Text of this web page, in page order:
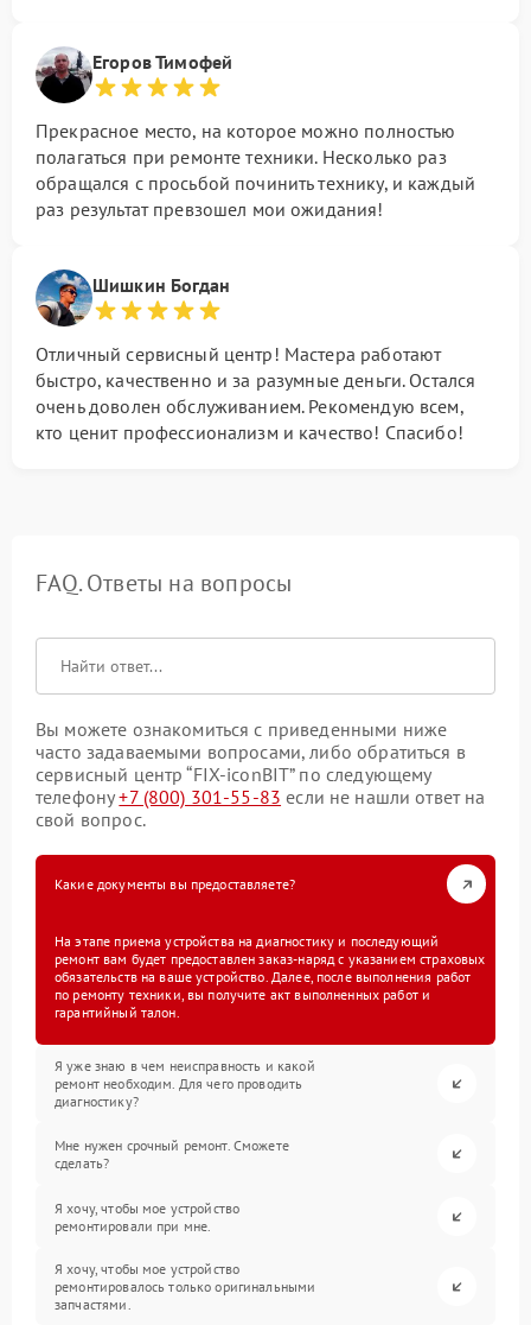
Егоров Тимофей
Прекрасное место, на которое можно полностью
полагаться при ремонте техники. Несколько раз
обращался с просьбой починить технику, и каждый
раз результат превзошел мои ожидания!
Шишкин Богдан
Отличный сервисный центр! Мастера работают
быстро, качественно и за разумные деньги. Остался
очень доволен обслуживанием. Рекомендую всем,
кто ценит профессионализм и качество! Спасибо!
FAQ. Ответы на вопросы
Вы можете ознакомиться с приведенными ниже
часто задаваемыми вопросами, либо обратиться в
сервисный центр “FIX-iconBIT” по следующему
телефону+7 (800) 301-55-83 если не нашли ответ на
свой вопрос.
Какие документы вы предоставляете?
На этапе приема устройства на диагностику и последующий
ремонт вам будет предоставлен заказ-наряд с указанием страховых
обязательств на ваше устройство. Далее, после выполнения работ
по ремонту техники, вы получите акт выполненных работ и
гарантийный талон.
Я уже знаю в чем неисправность и какой
ремонт необходим. Для чего проводить
диагностику?
Мне нужен срочный ремонт. Сможете
сделать?
Я хочу, чтобы мое устройство
ремонтировали при мне.
Я хочу, чтобы мое устройство
ремонтировалось только оригинальными
запчастями.